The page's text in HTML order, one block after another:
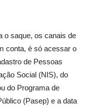
o saque, os canais de
conta, é só acessar o
de Pessoas
Social (NIS), do
do Programa de
(Pasep) e a data